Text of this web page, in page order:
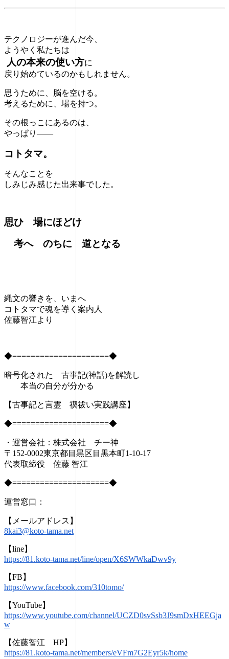
テクノロジーが進んだ今、
ようやく私たちは
人の本来の使い方に
戻り始めているのかもしれません。
思うために、脳を空ける。
考えるために、場を持つ。
その根っこにあるのは、
やっぱり――
コトタマ。
そんなことを
しみじみ感じた出来事でした。
思ひ 場にほどけ
考へ のちに 道となる
縄文の響きを、いまへ
コトタマで魂を導く案内人
佐藤智江より
◆=====================◆
暗号化された 古事記(神話)を解読し
本当の自分が分かる
【古事記と言霊 禊祓い実践講座】
◆=====================◆
・運営会社：株式会社 チー神
〒152-0002東京都目黒区目黒本町1-10-17
代表取締役 佐藤 智江
◆=====================◆
運営窓口：
【メールアドレス】
8kai3@koto-tama.net
【line】
https://81.koto-tama.net/line/open/X6SWWkaDwv9y
【FB】
https://www.facebook.com/310tomo/
【YouTube】
https://www.youtube.com/channel/UCZD0svSsb3J9smDxHEEGja
w
【佐藤智江 HP】
https://81.koto-tama.net/members/eVFm7G2Eyr5k/home